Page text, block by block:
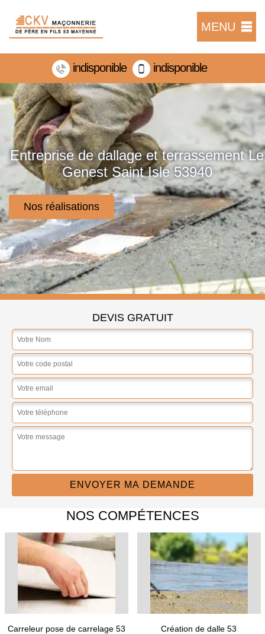
MENU
indisponible indisponible
Entreprise de dallage et terrassement Le
Genest Saint Isle 53940
Nos réalisations
DEVIS GRATUIT
NOS COMPÉTENCES
Carreleur pose de carrelage 53 Création de dalle 53